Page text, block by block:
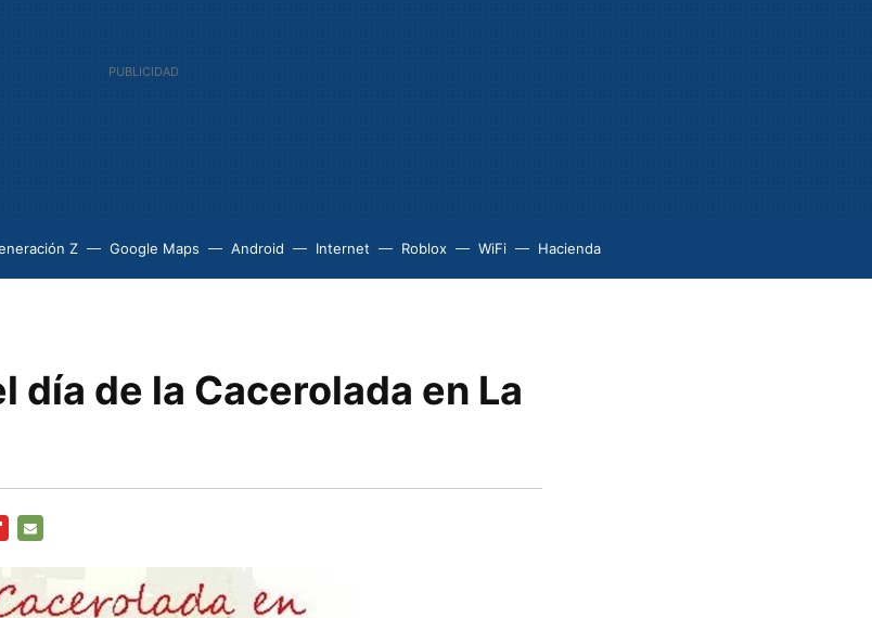
Z Google Maps Android Internet Roblox WiFi Hacienda
día de la Cacerolada en La